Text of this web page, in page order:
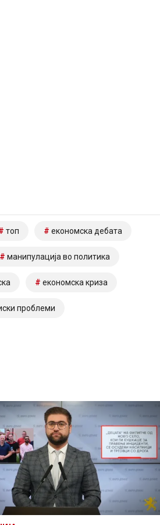
топ економска дебата
манипулација во политика
економска криза
проблеми